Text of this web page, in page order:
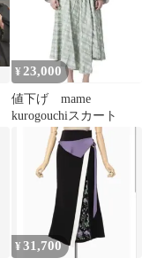
¥ 23,000
値下げ mame
kurogouchiスカート
¥ 31,700